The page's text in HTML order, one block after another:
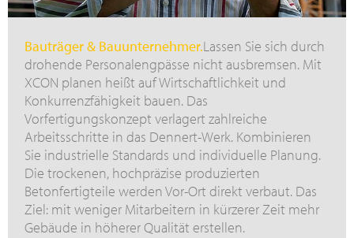
Bauträger & Bauunternehmer.Lassen Sie sich durch
drohende Personalengpässe nicht ausbremsen. Mit
XCON planen heißt auf Wirtschaftlichkeit und
Konkurrenzfähigkeit bauen. Das
Vorfertigungskonzept verlagert zahlreiche
Arbeitsschritte in das Dennert-Werk. Kombinieren
Sie industrielle Standards und individuelle Planung.
Die trockenen, hochpräzise produzierten
Betonfertigteile werden Vor-Ort direkt verbaut. Das
Ziel: mit weniger Mitarbeitern in kürzerer Zeit mehr
Gebäude in höherer Qualität erstellen.